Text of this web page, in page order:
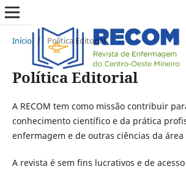
Início / Política Editorial
Política Editorial
A RECOM tem como missão contribuir
conhecimento científico e da prática
enfermagem e de outras ciências da área
A revista é sem fins lucrativos e de